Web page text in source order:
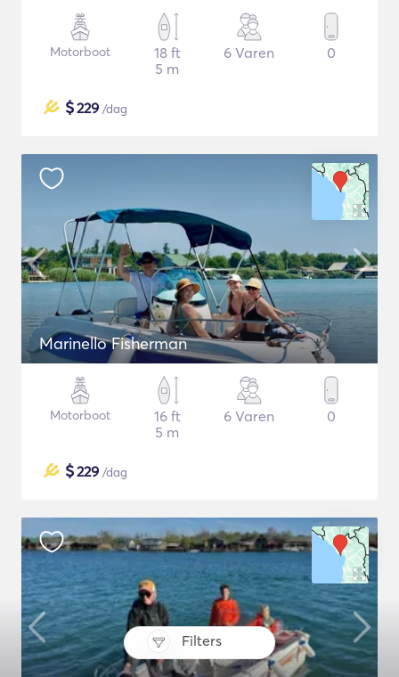
Filters
Motorboot
18 ft
5 m
6 Varen 0
$229 /dag
Marinello Fisherman
Motorboot
16 ft
5 m
6 Varen 0
$229 /dag